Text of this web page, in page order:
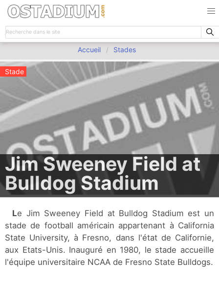
Accueil Stades
Stade
Jim Sweeney Field at
Bulldog Stadium
Le Jim Sweeney Field at Bulldog Stadium est un
stade de football américain appartenant à California
State University, à Fresno, dans l'état de Californie,
aux Etats-Unis. Inauguré en 1980, le stade accueille
l'équipe universitaire NCAA de Fresno State Bulldogs.